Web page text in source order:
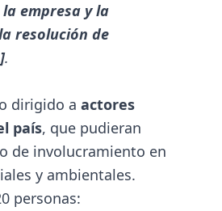
empresa y la
resolución de
.
dirigido a actores
país, que pudieran
de involucramiento en
y ambientales.
personas: